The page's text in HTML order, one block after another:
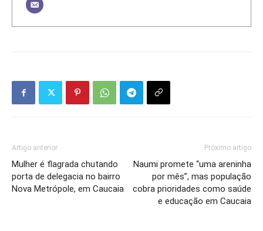
Artigo anterior
Mulher é flagrada chutando
porta de delegacia no bairro
Nova Metrópole, em Caucaia
Próximo artigo
Naumi promete “uma areninha
por mês”, mas população
cobra prioridades como saúde
e educação em Caucaia